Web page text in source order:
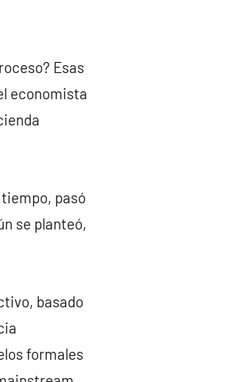
Esas
economista
pasó
se planteó,
basado
formales